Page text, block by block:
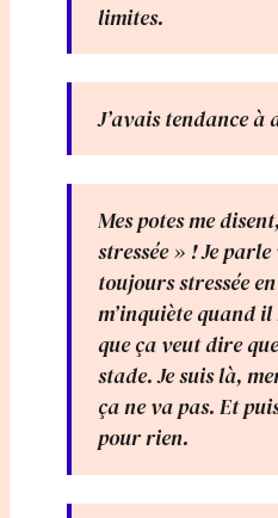
limites.
J’avais tendance
Mes potes me
stressée » ! Je
toujours stressée
m’inquiète quand
que ça veut dire
stade. Je suis là,
ça ne va pas. Et
pour rien.